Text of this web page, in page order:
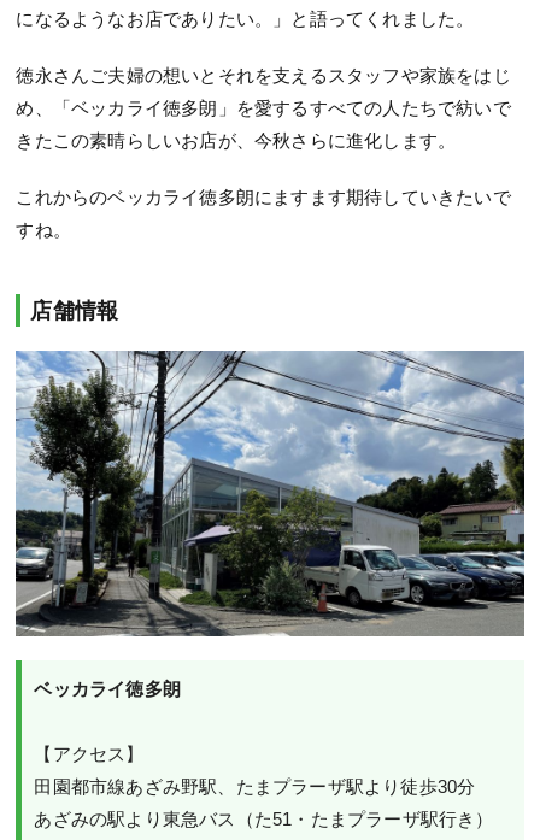
になるようなお店でありたい。」と語ってくれました。
徳永さんご夫婦の想いとそれを支えるスタッフや家族をはじ
め、「ベッカライ徳多朗」を愛するすべての人たちで紡いで
きたこの素晴らしいお店が、今秋さらに進化します。
これからのベッカライ徳多朗にますます期待していきたいで
すね。
店舗情報
ベッカライ徳多朗
【アクセス】
田園都市線あざみ野駅、たまプラーザ駅より徒歩30分
あざみの駅より東急バス（た51・たまプラーザ駅行き）